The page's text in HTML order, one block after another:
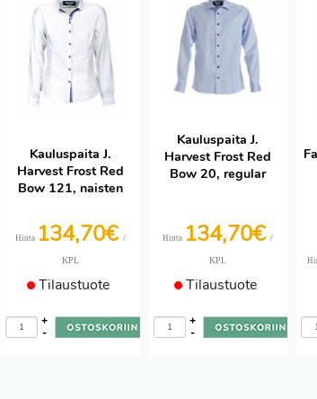
Kauluspaita J.
Harvest Frost Red
Bow 121, naisten
Hinta 134,70€ /
KPL
Tilaustuote
-
+
Kauluspaita J.
Harvest Frost Red
Bow 20, regular
Hinta 134,70€/
KPL
Tilaustuote
-
+